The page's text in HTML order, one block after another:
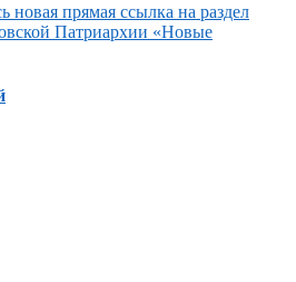
новая прямая ссылка на раздел
Патриархии «Новые